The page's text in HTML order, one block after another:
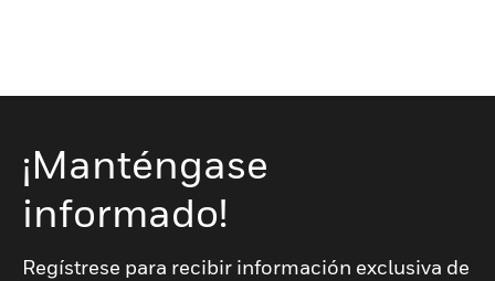
¡Manténgase
informado!
Regístrese para recibir información exclusiva de